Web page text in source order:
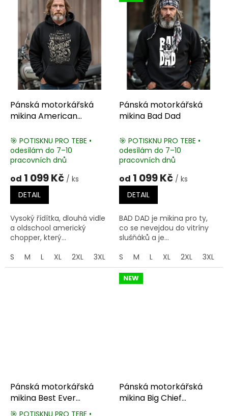
Pánská motorkářská
mikina American
🎯 POTISKNU PRO TEBE •
odesílám do 7–10
pracovních dnů
od 1 099 Kč / ks
DETAIL
Vysoký řídítka, dlouhá vidle
a oldschool americký
chopper, který...
S
M L XL 2XL 3XL 4XL 5XL
Pánská motorkářská
mikina Bad Dad
🎯 POTISKNU PRO TEBE •
odesílám do 7–10
pracovních dnů
od 1 099 Kč / ks
DETAIL
BAD DAD je mikina pro ty,
co se nevejdou do vitríny
slušňáků a je...
S
M L XL 2XL 3XL
Pánská motorkářská
mikina Best Ever
Clothing
NEW
Pánská motorkářská
mikina Big Chief